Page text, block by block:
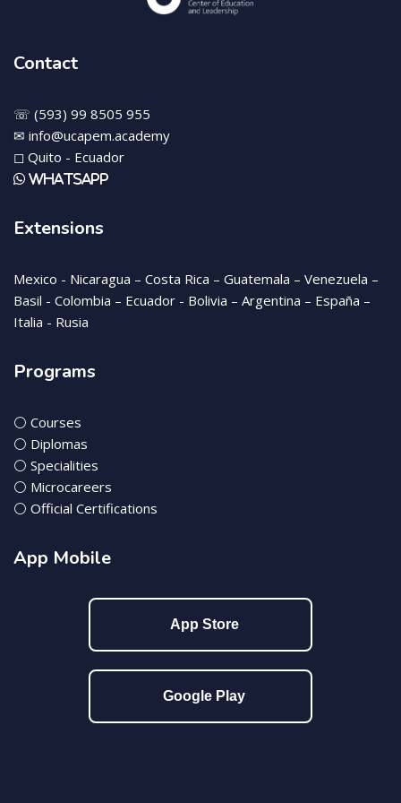
Contact
☏ (593) 99 8505 955
✉ info@ucapem.academy
◻ Quito - Ecuador
WhatsApp
Extensions
Mexico - Nicaragua – Costa Rica – Guatemala – Venezuela –
Basil - Colombia – Ecuador - Bolivia – Argentina – España –
Italia - Rusia
Programs
⚪ Courses
⚪ Diplomas
⚪ Specialities
⚪ Microcareers
⚪ Official Certifications
App Mobile
App Store
Google Play